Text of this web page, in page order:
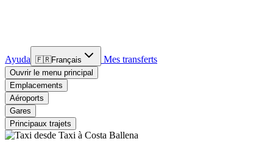
Ayuda 🇫🇷Français Mes transferts
Ouvrir le menu principal
Emplacements
Aéroports
Gares
Principaux trajets